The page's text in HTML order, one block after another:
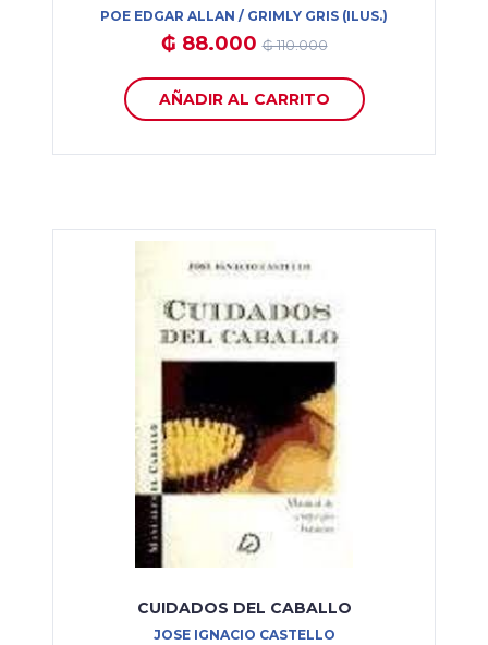
POE EDGAR ALLAN / GRIMLY GRIS (ILUS.)
₲ 88.000₲ 110.000
AÑADIR AL CARRITO
CUIDADOS DEL CABALLO
JOSE IGNACIO CASTELLO